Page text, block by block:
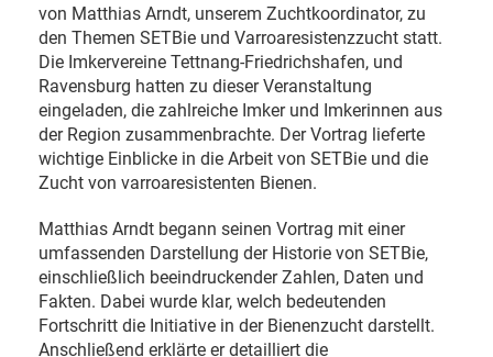
von Matthias Arndt, unserem Zuchtkoordinator, zu
den Themen SETBie und Varroaresistenzzucht statt.
Die Imkervereine Tettnang-Friedrichshafen, und
Ravensburg hatten zu dieser Veranstaltung
eingeladen, die zahlreiche Imker und Imkerinnen aus
der Region zusammenbrachte. Der Vortrag lieferte
wichtige Einblicke in die Arbeit von SETBie und die
Zucht von varroaresistenten Bienen.
Matthias Arndt begann seinen Vortrag mit einer
umfassenden Darstellung der Historie von SETBie,
einschließlich beeindruckender Zahlen, Daten und
Fakten. Dabei wurde klar, welch bedeutenden
Fortschritt die Initiative in der Bienenzucht darstellt.
Anschließend erklärte er detailliert die